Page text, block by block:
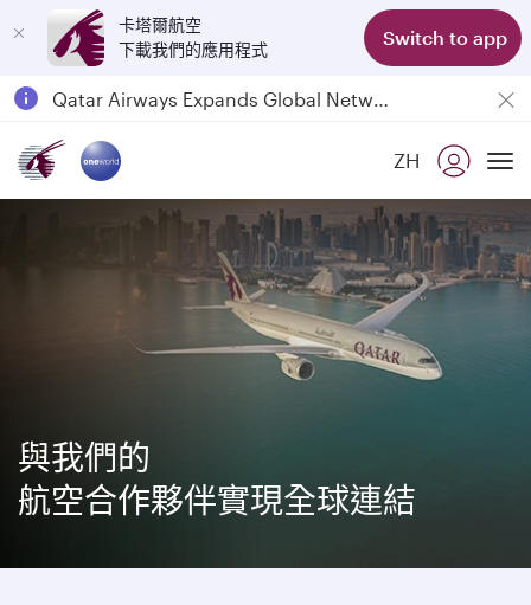
卡塔爾航空
下載我們的應用程式
Switch to app
Qatar Airways Expands Global Network to over 160 Destinations
18 June 2026: Updates on Travelling with Power Banks
6 August 2026: Qatar Airways flight resumption to Bahrain (BAH), Erbil (EBL), and Kuwait (KWI)
ZH
與我們的
航空合作夥伴實現全球連結